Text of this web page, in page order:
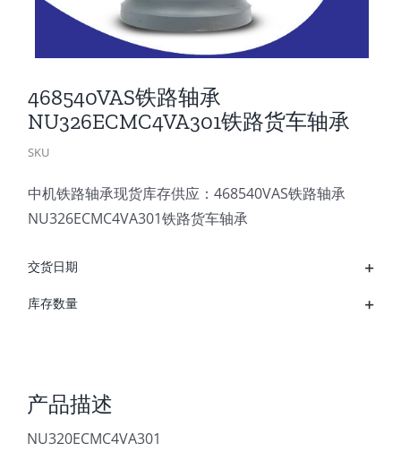
468540VAS铁路轴承
NU326ECMC4VA301铁路货车轴承
SKU
中机铁路轴承现货库存供应：468540VAS铁路轴承
NU326ECMC4VA301铁路货车轴承
交货日期
库存数量
产品描述
NU320ECMC4VA301